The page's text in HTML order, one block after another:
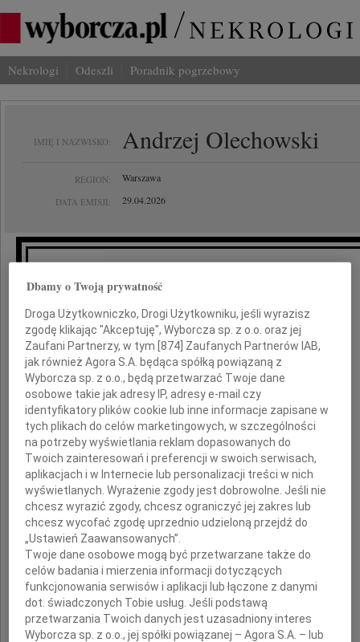
Nekrologi Odeszli Poradnik pogrzebowy
IMIĘ I NAZWISKO: Andrzej Olechowski
REGION: Warszawa
DATA EMISJI: 29.04.2026
Przyjmij proszę
wyrazy najszczerszego współczucia.
Agata i Julek
Dbamy o Twoją prywatność
Droga Użytkowniczko, Drogi Użytkowniku, jeśli wyrazisz
zgodę klikając "Akceptuję", Wyborcza sp. z o.o. oraz jej
Zaufani Partnerzy, w tym [874 ] Zaufanych Partnerów IAB,
jak również Agora S.A. będąca spółką powiązaną z
Wyborcza sp. z o.o., będą przetwarzać Twoje dane
osobowe takie jak adresy IP, adresy e-mail czy
identyfikatory plików cookie lub inne informacje zapisane w
tych plikach do celów marketingowych, w szczególności
na potrzeby wyświetlania reklam dopasowanych do
Twoich zainteresowań i preferencji w swoich serwisach,
aplikacjach i w Internecie lub personalizacji treści w nich
wyświetlanych. Wyrażenie zgody jest dobrowolne. Jeśli nie
chcesz wyrazić zgody, chcesz ograniczyć jej zakres lub
chcesz wycofać zgodę uprzednio udzieloną przejdź do
„Ustawień Zaawansowanych”.
Twoje dane osobowe mogą być przetwarzane także do
celów badania i mierzenia informacji dotyczących
funkcjonowania serwisów i aplikacji lub łączone z danymi
dot. świadczonych Tobie usług. Jeśli podstawą
przetwarzania Twoich danych jest uzasadniony interes
Wyborcza sp. z o.o., jej spółki powiązanej – Agora S.A. – lub